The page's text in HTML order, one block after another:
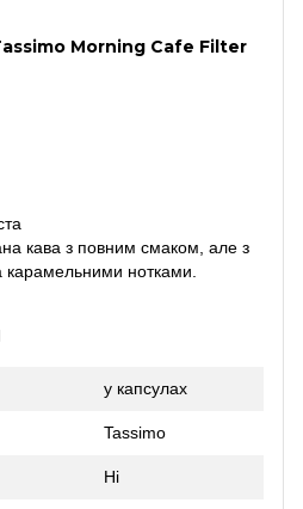
Morning Cafe Filter
кава з повним смаком, але з
карамельними нотками.
у капсулах
Tassimo
Ні